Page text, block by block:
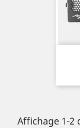
Affichage 1-2